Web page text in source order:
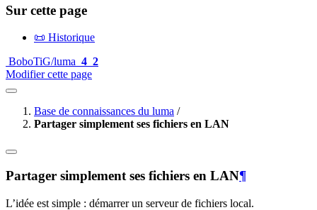
Sur cette page
📜 Historique
BoboTiG/luma 4 2
Modifier cette page
Base de connaissances du luma /
Partager simplement ses fichiers en LAN
Partager simplement ses fichiers en LAN¶
L’idée est simple : démarrer un serveur de fichiers local.